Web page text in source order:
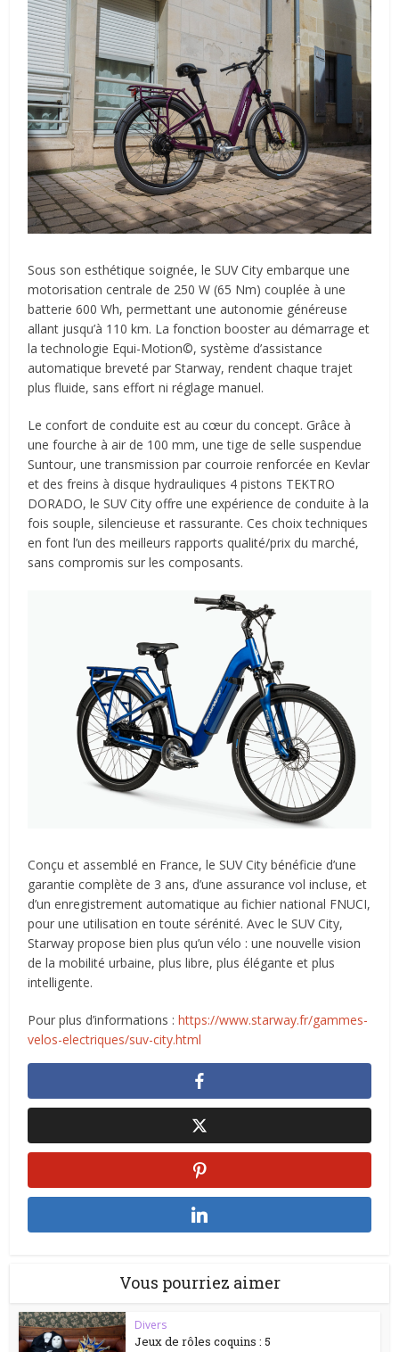
Sous son esthétique soignée, le SUV City embarque une
motorisation centrale de 250 W (65 Nm) couplée à une
batterie 600 Wh, permettant une autonomie généreuse
allant jusqu’à 110 km. La fonction booster au démarrage et
la technologie Equi-Motion©, système d’assistance
automatique breveté par Starway, rendent chaque trajet
plus fluide, sans effort ni réglage manuel.
Le confort de conduite est au cœur du concept. Grâce à
une fourche à air de 100 mm, une tige de selle suspendue
Suntour, une transmission par courroie renforcée en Kevlar
et des freins à disque hydrauliques 4 pistons TEKTRO
DORADO, le SUV City offre une expérience de conduite à la
fois souple, silencieuse et rassurante. Ces choix techniques
en font l’un des meilleurs rapports qualité/prix du marché,
sans compromis sur les composants.
Conçu et assemblé en France, le SUV City bénéficie d’une
garantie complète de 3 ans, d’une assurance vol incluse, et
d’un enregistrement automatique au fichier national FNUCI,
pour une utilisation en toute sérénité. Avec le SUV City,
Starway propose bien plus qu’un vélo : une nouvelle vision
de la mobilité urbaine, plus libre, plus élégante et plus
intelligente.
Pour plus d’informations :https://www.starway.fr/gammes-
velos-electriques/suv-city.html
Vous pourriez aimer
Divers
Jeux de rôles coquins : 5